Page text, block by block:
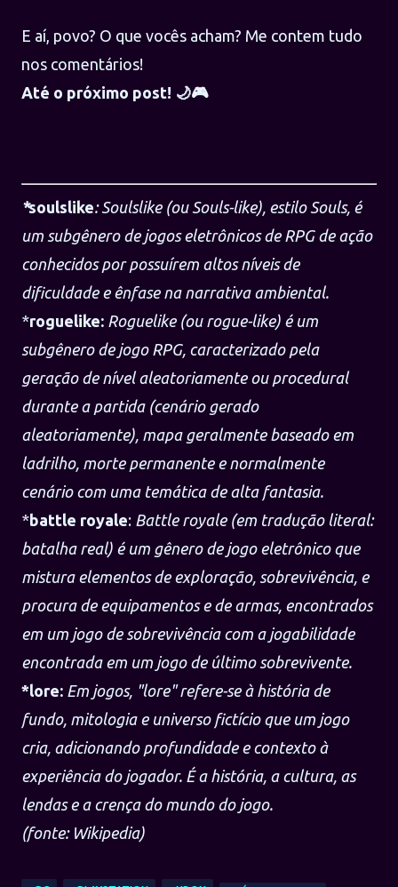
E aí, povo? O que vocês acham? Me contem tudo
nos comentários!
Até o próximo post! 🌙🎮
*soulslike: Soulslike (ou Souls-like), estilo Souls, é
um subgênero de jogos eletrônicos de RPG de ação
conhecidos por possuírem altos níveis de
dificuldade e ênfase na narrativa ambiental.
*roguelike: Roguelike (ou rogue-like) é um
subgênero de jogo RPG, caracterizado pela
geração de nível aleatoriamente ou procedural
durante a partida (cenário gerado
aleatoriamente), mapa geralmente baseado em
ladrilho, morte permanente e normalmente
cenário com uma temática de alta fantasia.
*battle royale: Battle royale (em tradução literal:
batalha real) é um gênero de jogo eletrônico que
mistura elementos de exploração, sobrevivência, e
procura de equipamentos e de armas, encontrados
em um jogo de sobrevivência com a jogabilidade
encontrada em um jogo de último sobrevivente.
*lore: Em jogos, "lore" refere-se à história de
fundo, mitologia e universo fictício que um jogo
cria, adicionando profundidade e contexto à
experiência do jogador. É a história, a cultura, as
lendas e a crença do mundo do jogo.
(fonte: Wikipedia)